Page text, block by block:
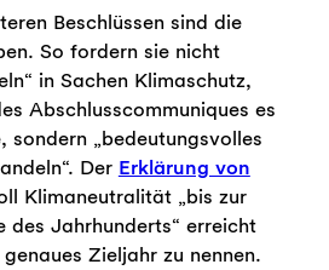
Beschlüssen sind die
So fordern sie nicht
in Sachen Klimaschutz,
Abschlusscommuniques es
sondern „bedeutungsvolles
Der Erklärung von
Klimaneutralität „bis zur
Jahrhunderts“ erreicht
Zieljahr zu nennen.